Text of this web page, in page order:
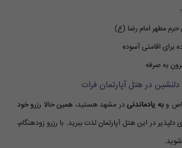
حرم مطهر امام رضا (ع)
برای اقامتی آسوده
به صرفه
در هتل آپارتمان فرات
وبه یادماندنیدر مشهد هستید، همین حالا رزرو خود
دلپذیر در این هتل آپارتمان لذت ببرید. با رزرو زودهنگام،
شوید.